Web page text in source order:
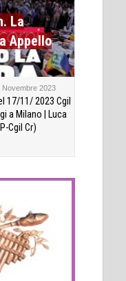
La
Appello
Novembre 2023
17/11/ 2023 Cgil
a Milano | Luca
Cgil Cr)